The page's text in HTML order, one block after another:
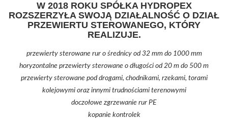
W 2018 ROKU SPÓŁKA HYDROPEX
ROZSZERZYŁA SWOJĄ DZIAŁALNOŚĆ O DZIAŁ
PRZEWIERTU STEROWANEGO, KTÓRY
REALIZUJE.
przewierty sterowane rur o średnicy od 32 mm do 1000 mm
horyzontalne przewierty sterowane o długości od 20 m do 500 m
przewierty sterowane pod drogami, chodnikami, rzekami, torami
kolejowymi oraz innymi trudnościami terenowymi
doczołowe zgrzewanie rur PE
kopanie kontrolek